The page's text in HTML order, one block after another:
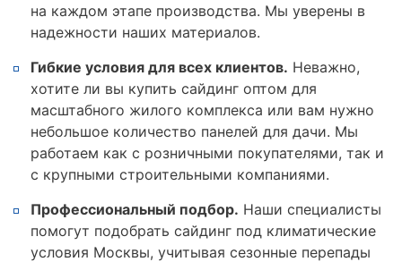
на каждом этапе производства. Мы уверены в
надежности наших материалов.
Гибкие условия для всех клиентов. Неважно,
хотите ли вы купить сайдинг оптом для
масштабного жилого комплекса или вам нужно
небольшое количество панелей для дачи. Мы
работаем как с розничными покупателями, так и
с крупными строительными компаниями.
Профессиональный подбор. Наши специалисты
помогут подобрать сайдинг под климатические
условия Москвы, учитывая сезонные перепады